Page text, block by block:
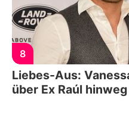
8
Liebes-Aus:
über Ex Raúl hinweg